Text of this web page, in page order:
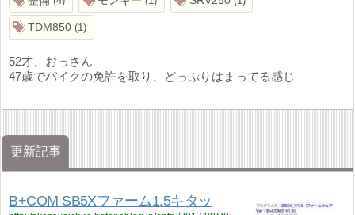
TDM850 1
52才、おっさん
47歳でバイクの免許を取り、どっぷりはまってる感じ
更新記事
B+COM SB5Xファーム1.5キタッ